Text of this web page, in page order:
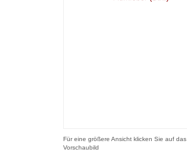
Für eine größere Ansicht klicken Sie auf das
Vorschaubild